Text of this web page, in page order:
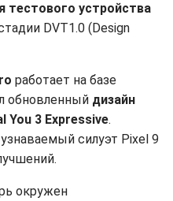
тестового устройства
DVT1.0 (Design
работает на базе
обновленный дизайн
You 3 Expressive.
силуэт Pixel 9
окружен